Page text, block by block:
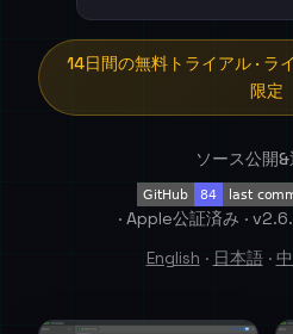
14日間の無料トライアル · ラ
限定
ソース公開
· Apple公証済み ·
English · 日本語·